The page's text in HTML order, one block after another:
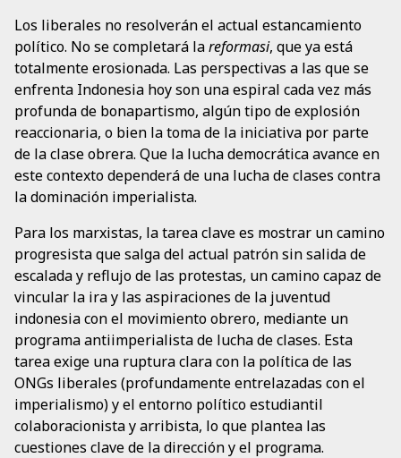
Los liberales no resolverán el actual estancamiento
político. No se completará lareformasi, que ya está
totalmente erosionada. Las perspectivas a las que se
enfrenta Indonesia hoy son una espiral cada vez más
profunda de bonapartismo, algún tipo de explosión
reaccionaria, o bien la toma de la iniciativa por parte
de la clase obrera. Que la lucha democrática avance en
este contexto dependerá de una lucha de clases contra
la dominación imperialista.
Para los marxistas, la tarea clave es mostrar un camino
progresista que salga del actual patrón sin salida de
escalada y reflujo de las protestas, un camino capaz de
vincular la ira y las aspiraciones de la juventud
indonesia con el movimiento obrero, mediante un
programa antiimperialista de lucha de clases. Esta
tarea exige una ruptura clara con la política de las
ONGs liberales (profundamente entrelazadas con el
imperialismo) y el entorno político estudiantil
colaboracionista y arribista, lo que plantea las
cuestiones clave de la dirección y el programa.